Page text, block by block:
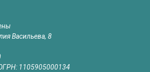
Васильева, 8
1105905000134